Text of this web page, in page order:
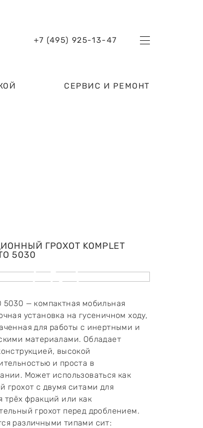
+7 (495) 925-13-47
СЕРВИС И РЕМОНТ
ГРОХОТ KOMPLET
5030
5030 — компактная мобильная
установка на гусеничном ходу,
для работы с инертными и
материалами. Обладает
высокой
и проста в
Может использоваться как
грохот с двумя ситами для
трёх фракций или как
грохот перед дроблением.
различными типами сит: